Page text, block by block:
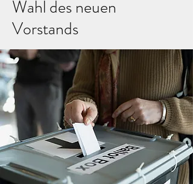
Wahl des neuen
Vorstands